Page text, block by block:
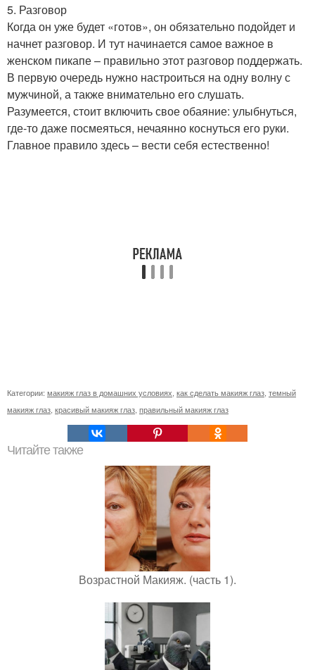
5. Разговор
Когда он уже будет «готов», он обязательно подойдет и
начнет разговор. И тут начинается самое важное в
женском пикапе – правильно этот разговор поддержать.
В первую очередь нужно настроиться на одну волну с
мужчиной, а также внимательно его слушать.
Разумеется, стоит включить свое обаяние: улыбнуться,
где-то даже посмеяться, нечаянно коснуться его руки.
Главное правило здесь – вести себя естественно!
Категории: макияж глаз в домашних условиях как сделать макияж глаз темный
макияж глаз красивый макияж глаз правильный макияж глаз
Читайте также
Возрастной Макияж. (часть 1).